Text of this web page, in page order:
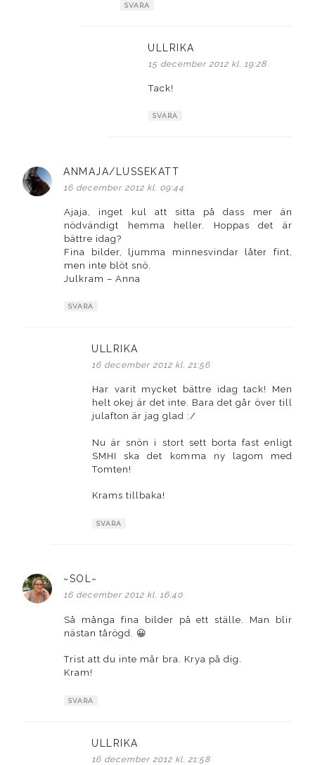
SVARA
ULLRIKA
15 december 2012 kl. 19:28
Tack!
SVARA
ANMAJA/LUSSEKATT
16 december 2012 kl. 09:44
Ajaja, inget kul att sitta på dass mer än
nödvändigt hemma heller. Hoppas det är
bättre idag?
Fina bilder, ljumma minnesvindar låter fint,
men inte blöt snö.
Julkram – Anna
SVARA
ULLRIKA
16 december 2012 kl. 21:56
Har varit mycket bättre idag tack! Men
helt okej är det inte. Bara det går över till
julafton är jag glad :/
Nu är snön i stort sett borta fast enligt
SMHI ska det komma ny lagom med
Tomten!
Krams tillbaka!
SVARA
~SOL~
16 december 2012 kl. 16:40
Så många fina bilder på ett ställe. Man blir
nästan tårögd. 😀
Trist att du inte mår bra. Krya på dig.
Kram!
SVARA
ULLRIKA
16 december 2012 kl. 21:58